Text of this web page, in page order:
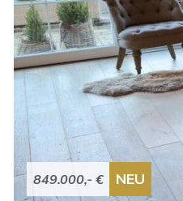
849.000,- € NEU